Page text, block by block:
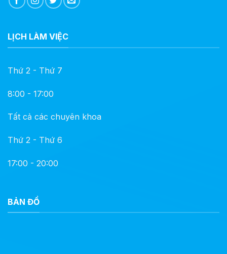
LỊCH LÀM VIỆC
Thứ 2 - Thứ 7
8:00 - 17:00
Tất cả các chuyên khoa
Thứ 2 - Thứ 6
17:00 - 20:00
BẢN ĐỒ